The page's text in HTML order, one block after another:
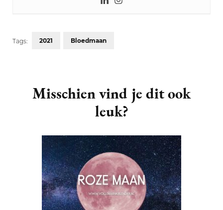
Tags: 2021 Bloedmaan
Navigation
Misschien vind je dit ook
leuk?